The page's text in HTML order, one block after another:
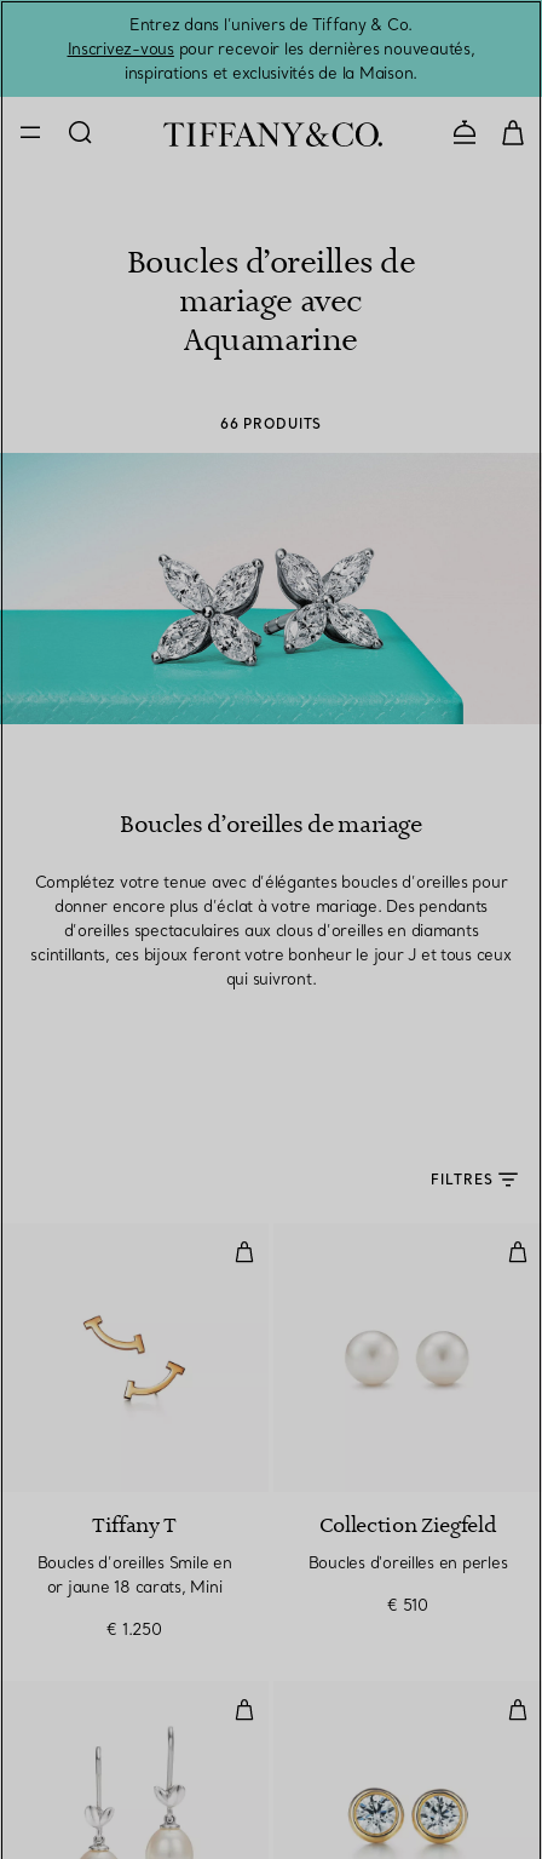
Entrez dans l’univers de Tiffany & Co.
Inscrivez-vouspour recevoir les dernières nouveautés,
inspirations et exclusivités de la Maison.
Boucles d’oreilles de
mariage avec
Aquamarine
66 PRODUITS
Boucles d’oreilles de mariage
Complétez votre tenue avec d’élégantes boucles d’oreilles pour
donner encore plus d’éclat à votre mariage. Des pendants
d’oreilles spectaculaires aux clous d’oreilles en diamants
scintillants, ces bijoux feront votre bonheur le jour J et tous ceux
qui suivront.
FILTRES
Boucles d’oreilles Smile en or
Tiffany T
Boucles d’oreilles Smile en
or jaune 18 carats, Mini
€ 1.250
Collection Ziegfeld
Boucles d'oreilles en perles
€ 510
Pendants d'oreilles en argent &